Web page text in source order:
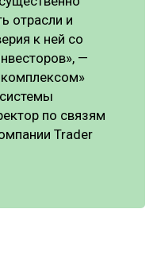
отрасли и
к ней со
—
по связям
Trader